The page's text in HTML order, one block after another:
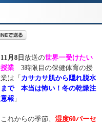
11月8日 放送の世界一受けたい
授業 3時限目の保健体育の授
業は「 カサカサ肌から隠れ脱水
まで 本当は怖い！冬の乾燥注
意報 」
これからの季節、 湿度60パーセ